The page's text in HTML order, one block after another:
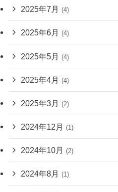
2025年7月 (4)
2025年6月 (4)
2025年5月 (4)
2025年4月 (4)
2025年3月 (2)
2024年12月 (1)
2024年10月 (2)
2024年8月 (1)